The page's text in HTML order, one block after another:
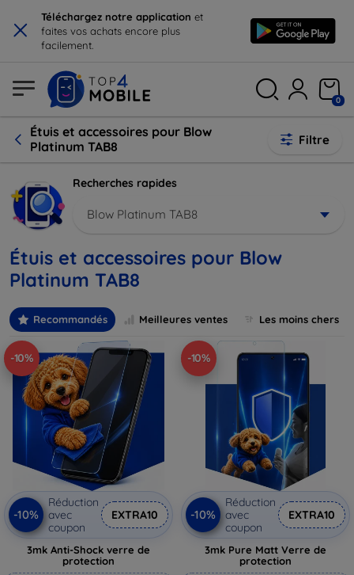
× Téléchargez notre application et
faites vos achats encore plus
facilement.
0
Étuis et accessoires pour Blow
Platinum TAB8
Filtre
Recherches rapides
Blow Platinum TAB8
Étuis et accessoires pour Blow
Platinum TAB8
Recommandés Meilleures ventes Les moins chers
-10%
-10%
Réduction
avec
coupon
EXTRA10
3mk Anti-Shock verre de
protection
-10%
-10%
Réduction
avec
coupon
EXTRA10
3mk Pure Matt Verre de
protection